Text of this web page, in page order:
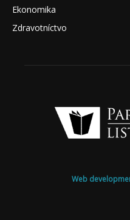
Ekonomika
Zdravotníctvo
Web